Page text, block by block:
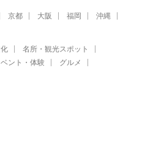
京都 大阪 福岡 沖縄
名所・観光スポット
ント・体験
グルメ